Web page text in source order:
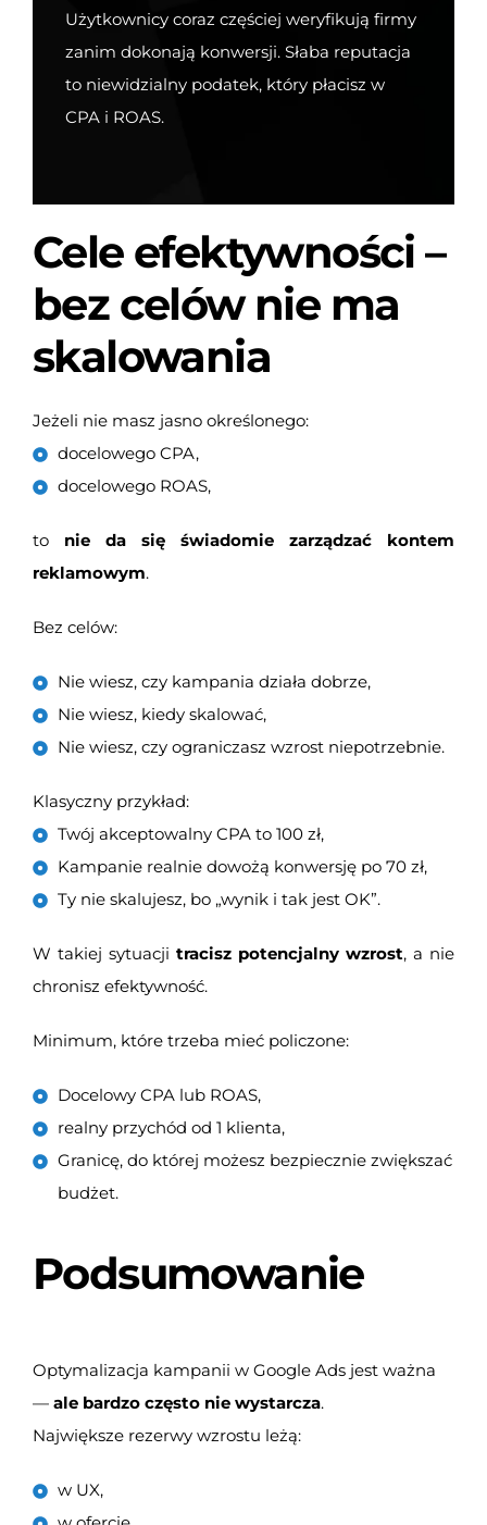
Użytkownicy coraz częściej weryfikują firmy
zanim dokonają konwersji. Słaba reputacja
to niewidzialny podatek, który płacisz w
CPA i ROAS.
Cele efektywności –
bez celów nie ma
skalowania
Jeżeli nie masz jasno określonego:
docelowego CPA,
docelowego ROAS,
to nie da się świadomie zarządzać kontem
reklamowym.
Bez celów:
Nie wiesz, czy kampania działa dobrze,
Nie wiesz, kiedy skalować,
Nie wiesz, czy ograniczasz wzrost niepotrzebnie.
Klasyczny przykład:
Twój akceptowalny CPA to 100 zł,
Kampanie realnie dowożą konwersję po 70 zł,
Ty nie skalujesz, bo „wynik i tak jest OK”.
W takiej sytuacji tracisz potencjalny wzrost, a nie
chronisz efektywność.
Minimum, które trzeba mieć policzone:
Docelowy CPA lub ROAS,
realny przychód od 1 klienta,
Granicę, do której możesz bezpiecznie zwiększać
budżet.
Podsumowanie
Optymalizacja kampanii w Google Ads jest ważna
— ale bardzo często nie wystarcza.
Największe rezerwy wzrostu leżą:
w UX,